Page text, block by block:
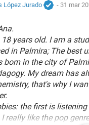
López Jurado
- 31 mar
18 years old. I am a
in Palmira; The best
born in the city of
My dream has
that's why I
the first is
really like the pop